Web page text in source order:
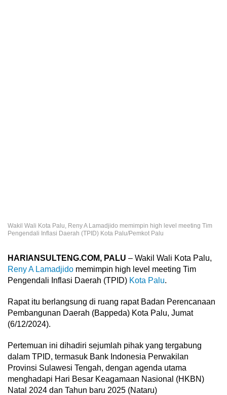
Wakil Wali Kota Palu, Reny A Lamadjido memimpin high level meeting Tim
Pengendali Inflasi Daerah (TPID) Kota Palu/Pemkot Palu
HARIANSULTENG.COM, PALU – Wakil Wali Kota Palu,
Reny A Lamadjido memimpin high level meeting Tim
Pengendali Inflasi Daerah (TPID) Kota Palu.
Rapat itu berlangsung di ruang rapat Badan Perencanaan
Pembangunan Daerah (Bappeda) Kota Palu, Jumat
(6/12/2024).
Pertemuan ini dihadiri sejumlah pihak yang tergabung
dalam TPID, termasuk Bank Indonesia Perwakilan
Provinsi Sulawesi Tengah, dengan agenda utama
menghadapi Hari Besar Keagamaan Nasional (HKBN)
Natal 2024 dan Tahun baru 2025 (Nataru)